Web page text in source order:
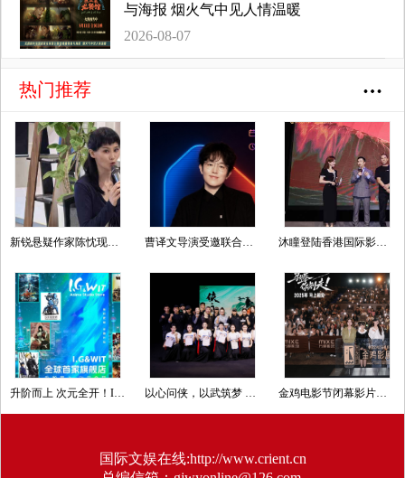
与海报 烟火气中见人情温暖
2026-08-07
热门推荐
新锐悬疑作家陈忱现身纪念仪式，以女性视角续写本土推理文学薪火 曹译文导演受邀联合国AI for Good全球峰会 以AI影像传递向善力量 沐瞳登陆香港国际影视展 三大原创影游 IP 重磅发布
升阶而上 次元全开！I.G&WIT全球首家旗舰店新年焕新开业 以心问侠，以武筑梦 影武堂第十期古装动作表演特训营结业汇演圆满收官 金鸡电影节闭幕影片《马腾你别走》首次放映 好评如潮笑泪齐飞2025见
国际文娱在线:http://www.crient.cn